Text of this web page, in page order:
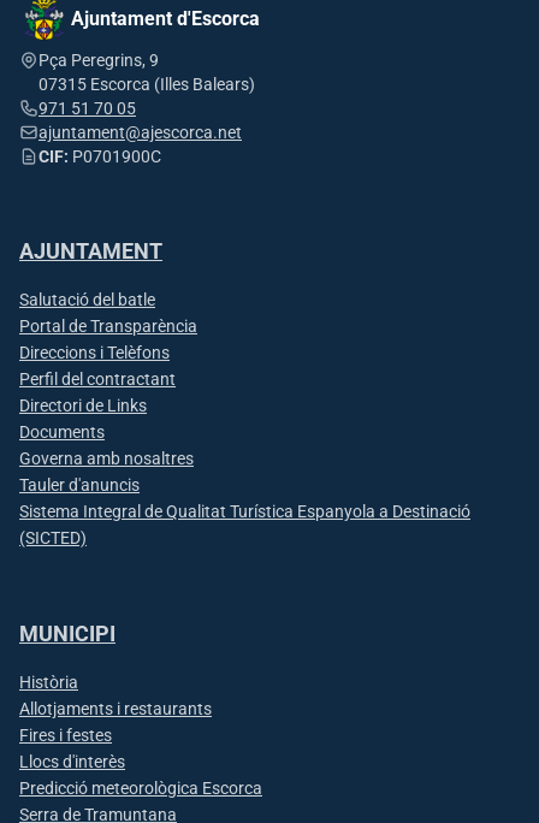
Ajuntament d'Escorca
Pça Peregrins, 9
07315 Escorca (Illes Balears)
971 51 70 05
ajuntament@ajescorca.net
CIF: P0701900C
AJUNTAMENT
Salutació del batle
Portal de Transparència
Direccions i Telèfons
Perfil del contractant
Directori de Links
Documents
Governa amb nosaltres
Tauler d'anuncis
Sistema Integral de Qualitat Turística Espanyola a Destinació
(SICTED)
MUNICIPI
Història
Allotjaments i restaurants
Fires i festes
Llocs d'interès
Predicció meteorològica Escorca
Serra de Tramuntana